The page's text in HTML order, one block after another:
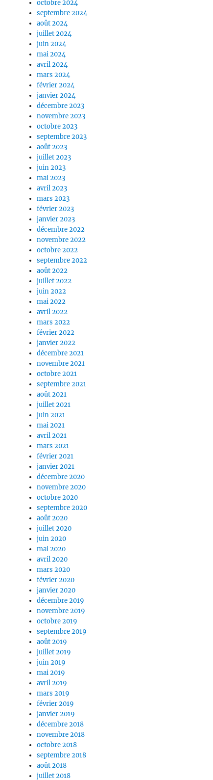
octobre 2024
septembre 2024
août 2024
juillet 2024
juin 2024
mai 2024
avril 2024
mars 2024
février 2024
janvier 2024
décembre 2023
novembre 2023
octobre 2023
septembre 2023
août 2023
juillet 2023
juin 2023
mai 2023
avril 2023
mars 2023
février 2023
janvier 2023
décembre 2022
novembre 2022
octobre 2022
septembre 2022
août 2022
juillet 2022
juin 2022
mai 2022
avril 2022
mars 2022
février 2022
janvier 2022
décembre 2021
novembre 2021
octobre 2021
septembre 2021
août 2021
juillet 2021
juin 2021
mai 2021
avril 2021
mars 2021
février 2021
janvier 2021
décembre 2020
novembre 2020
octobre 2020
septembre 2020
août 2020
juillet 2020
juin 2020
mai 2020
avril 2020
mars 2020
février 2020
janvier 2020
décembre 2019
novembre 2019
octobre 2019
septembre 2019
août 2019
juillet 2019
juin 2019
mai 2019
avril 2019
mars 2019
février 2019
janvier 2019
décembre 2018
novembre 2018
octobre 2018
septembre 2018
août 2018
juillet 2018